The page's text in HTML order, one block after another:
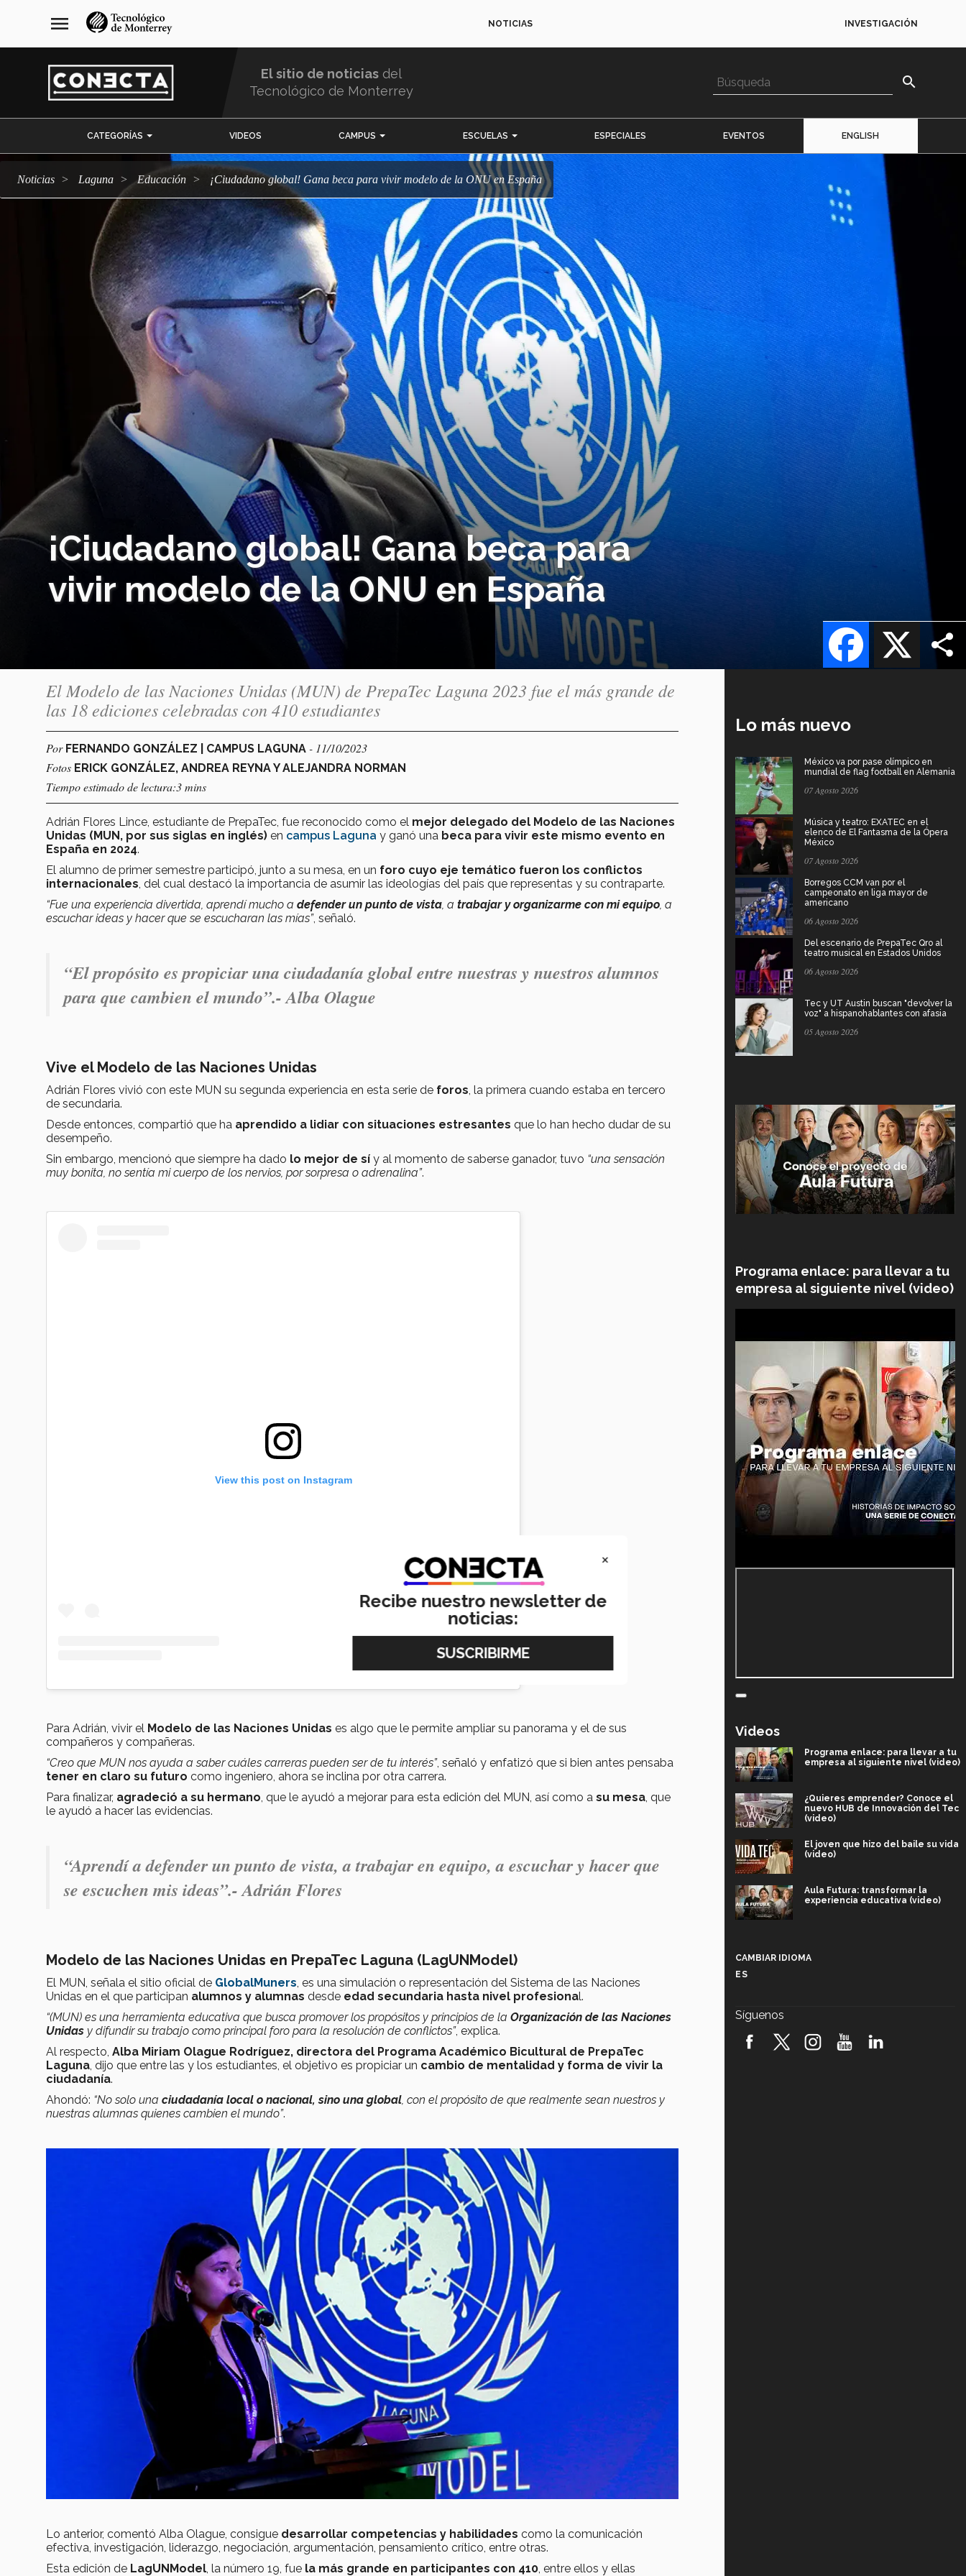
navegación
principal
menu NOTICIAS INVESTIGACIÓN
El sitio de noticias del
Tecnológico de Monterrey
search
CATEGORÍAS VIDEOS CAMPUS ESCUELAS ESPECIALES EVENTOS ENGLISH
Noticias Laguna Educación ¡Ciudadano global! Gana beca para vivir modelo de la ONU en España
¡Ciudadano global! Gana beca para
vivir modelo de la ONU en España
X
Facebook
El Modelo de las Naciones Unidas (MUN) de PrepaTec Laguna 2023 fue el más grande de
las 18 ediciones celebradas con 410 estudiantes
Por FERNANDO GONZÁLEZ | CAMPUS LAGUNA - 11/10/2023
Fotos ERICK GONZÁLEZ, ANDREA REYNA Y ALEJANDRA NORMAN
Tiempo estimado de lectura:3 mins
Adrián Flores Lince, estudiante de PrepaTec, fue reconocido como el mejor delegado del Modelo de las Naciones
Unidas (MUN, por sus siglas en inglés) en campus Laguna y ganó una beca para vivir este mismo evento en
España en 2024.
El alumno de primer semestre participó, junto a su mesa, en un foro cuyo eje temático fueron los conflictos
internacionales , del cual destacó la importancia de asumir las ideologías del país que representas y su contraparte.
“Fue una experiencia divertida, aprendí mucho a defender un punto de vista , a trabajar y organizarme con mi equipo , a
escuchar ideas y hacer que se escucharan las mías”, señaló.
“El propósito es propiciar una ciudadanía global entre nuestras y nuestros alumnos
para que cambien el mundo”.- Alba Olague
Vive el Modelo de las Naciones Unidas
Adrián Flores vivió con este MUN su segunda experiencia en esta serie de foros , la primera cuando estaba en tercero
de secundaria.
Desde entonces, compartió que ha aprendido a lidiar con situaciones estresantes que lo han hecho dudar de su
desempeño.
Sin embargo, mencionó que siempre ha dado lo mejor de sí y al momento de saberse ganador, tuvo “una sensación
muy bonita, no sentía mi cuerpo de los nervios, por sorpresa o adrenalina”.
View this post on Instagram
Para Adrián, vivir el Modelo de las Naciones Unidas es algo que le permite ampliar su panorama y el de sus
compañeros y compañeras.
“Creo que MUN nos ayuda a saber cuáles carreras pueden ser de tu interés”, señaló y enfatizó que si bien antes pensaba
tener en claro su futuro como ingeniero, ahora se inclina por otra carrera.
Para finalizar, agradeció a su hermano , que le ayudó a mejorar para esta edición del MUN, así como a su mesa , que
le ayudó a hacer las evidencias.
“Aprendí a defender un punto de vista, a trabajar en equipo, a escuchar y hacer que
se escuchen mis ideas”.- Adrián Flores
Modelo de las Naciones Unidas en PrepaTec Laguna (LagUNModel)
El MUN, señala el sitio oficial de GlobalMuners , es una simulación o representación del Sistema de las Naciones
Unidas en el que participan alumnos y alumnas desde edad secundaria hasta nivel profesional.
“(MUN) es una herramienta educativa que busca promover los propósitos y principios de la Organización de las Naciones
Unidas y difundir su trabajo como principal foro para la resolución de conflictos”, explica.
Al respecto, Alba Miriam Olague Rodríguez, directora del Programa Académico Bicultural de PrepaTec
Laguna , dijo que entre las y los estudiantes, el objetivo es propiciar un cambio de mentalidad y forma de vivir la
ciudadanía.
Ahondó: “No solo una ciudadanía local o nacional, sino una global , con el propósito de que realmente sean nuestros y
nuestras alumnas quienes cambien el mundo”.
Lo anterior, comentó Alba Olague, consigue desarrollar competencias y habilidades como la comunicación
efectiva, investigación, liderazgo, negociación, argumentación, pensamiento crítico, entre otras.
Esta edición de LagUNModel, la número 19, fue la más grande en participantes con 410, entre ellos y ellas
Lo más nuevo
México va por pase olímpico en
mundial de flag football en Alemania
07 Agosto 2026
Música y teatro: EXATEC en el
elenco de El Fantasma de la Ópera
México
07 Agosto 2026
Borregos CCM van por el
campeonato en liga mayor de
americano
06 Agosto 2026
Del escenario de PrepaTec Qro al
teatro musical en Estados Unidos
06 Agosto 2026
Tec y UT Austin buscan "devolver la
voz" a hispanohablantes con afasia
05 Agosto 2026
Programa enlace: para llevar a tu
empresa al siguiente nivel (video)
Videos
Programa enlace: para llevar a tu
empresa al siguiente nivel (video)
¿Quieres emprender? Conoce el
nuevo HUB de Innovación del Tec
(video)
El joven que hizo del baile su vida
(video)
Aula Futura: transformar la
experiencia educativa (video)
robótica FIRST 2026! (video)
CAMBIAR IDIOMA
ES
Síguenos
×
Recibe nuestro newsletter de
noticias: